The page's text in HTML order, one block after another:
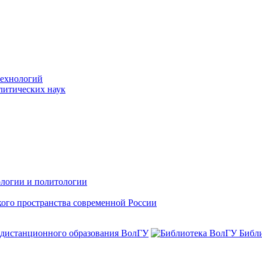
наук
и политологии
пространства современной России
образования ВолГУ